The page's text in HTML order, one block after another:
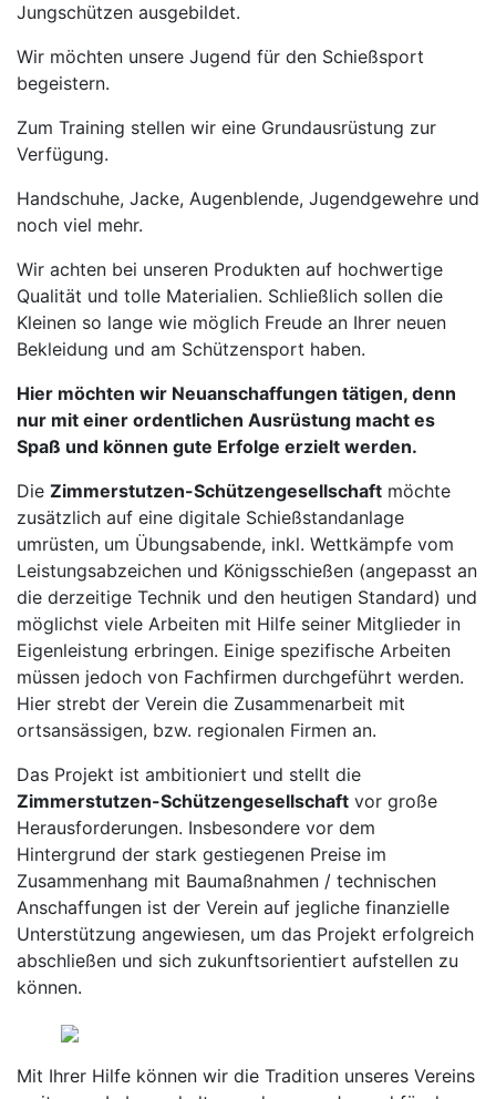
Jungschützen ausgebildet.
Wir möchten unsere Jugend für den Schießsport
begeistern.
Zum Training stellen wir eine Grundausrüstung zur
Verfügung.
Handschuhe, Jacke, Augenblende, Jugendgewehre und
noch viel mehr.
Wir achten bei unseren Produkten auf hochwertige
Qualität und tolle Materialien. Schließlich sollen die
Kleinen so lange wie möglich Freude an Ihrer neuen
Bekleidung und am Schützensport haben.
Hier möchten wir Neuanschaffungen tätigen, denn
nur mit einer ordentlichen Ausrüstung macht es
Spaß und können gute Erfolge erzielt werden.
Die Zimmerstutzen-Schützengesellschaft möchte
zusätzlich auf eine digitale Schießstandanlage
umrüsten, um Übungsabende, inkl. Wettkämpfe vom
Leistungsabzeichen und Königsschießen (angepasst an
die derzeitige Technik und den heutigen Standard) und
möglichst viele Arbeiten mit Hilfe seiner Mitglieder in
Eigenleistung erbringen. Einige spezifische Arbeiten
müssen jedoch von Fachfirmen durchgeführt werden.
Hier strebt der Verein die Zusammenarbeit mit
ortsansässigen, bzw. regionalen Firmen an.
Das Projekt ist ambitioniert und stellt die
Zimmerstutzen-Schützengesellschaft vor große
Herausforderungen. Insbesondere vor dem
Hintergrund der stark gestiegenen Preise im
Zusammenhang mit Baumaßnahmen / technischen
Anschaffungen ist der Verein auf jegliche finanzielle
Unterstützung angewiesen, um das Projekt erfolgreich
abschließen und sich zukunftsorientiert aufstellen zu
können.
Mit Ihrer Hilfe können wir die Tradition unseres Vereins